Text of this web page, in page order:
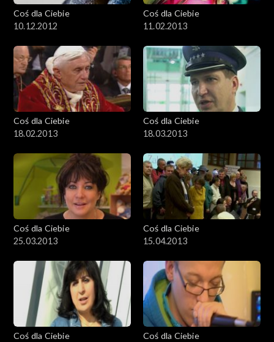
Coś dla Ciebie
10.12.2012
Coś dla Ciebie
11.02.2013
Coś dla Ciebie
18.02.2013
Coś dla Ciebie
18.03.2013
Coś dla Ciebie
25.03.2013
Coś dla Ciebie
15.04.2013
Coś dla Ciebie
Coś dla Ciebie